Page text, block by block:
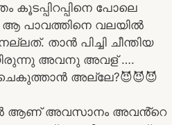
പോലെ
പാവത്തിനെ വലയിൽ
താൻ പിച്ചി ചീന്തിയ
അവനു അവള് ….
അല്ലേ?😈😈😈
ആണ് അവസാനം അവൻ്റെ